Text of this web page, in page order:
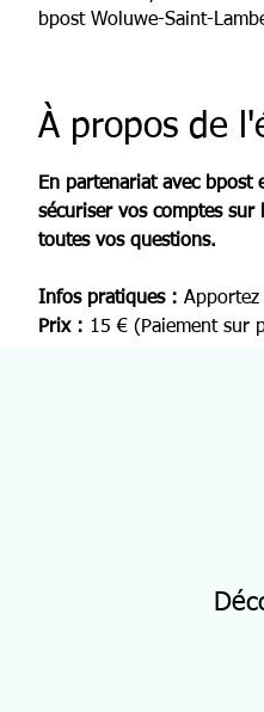
bpost Woluwe-Saint-
À propos de
En partenariat avec
sécuriser vos comptes
toutes vos questions.
Infos pratiques :
Prix : 15 € (Paiement sur